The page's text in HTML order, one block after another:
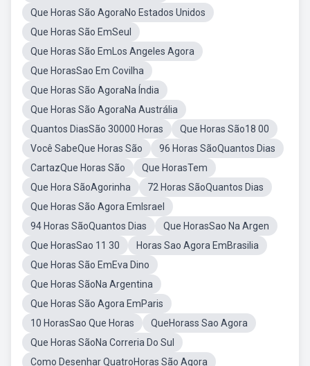
Que Horas São AgoraNo Estados Unidos
Que Horas São EmSeul
Que Horas São EmLos Angeles Agora
Que HorasSao Em Covilha
Que Horas São AgoraNa Índia
Que Horas São AgoraNa Austrália
Quantos DiasSão 30000 Horas
Que Horas São18 00
Você SabeQue Horas São
96 Horas SãoQuantos Dias
CartazQue Horas São
Que HorasTem
Que Hora SãoAgorinha
72 Horas SãoQuantos Dias
Que Horas São Agora EmIsrael
94 Horas SãoQuantos Dias
Que HorasSao Na Argen
Que HorasSao 11 30
Horas Sao Agora EmBrasilia
Que Horas São EmEva Dino
Que Horas SãoNa Argentina
Que Horas São Agora EmParis
10 HorasSao Que Horas
QueHorass Sao Agora
Que Horas SãoNa Correria Do Sul
Como Desenhar QuatroHoras São Agora